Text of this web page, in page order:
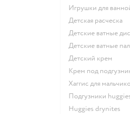
игрушки для
детская расческа
детские ватные
детские ватные
детский крем
крем под
хаггис для
подгузники
huggies drynites